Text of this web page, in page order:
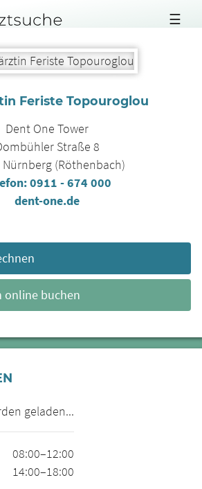
☰
Feriste Topouroglou
Dent One Tower
Straße 8
Nürnberg (Röthenbach)
0911 - 674 000
dent-one.de
online buchen
geladen...
08:00–12:00
14:00–18:00